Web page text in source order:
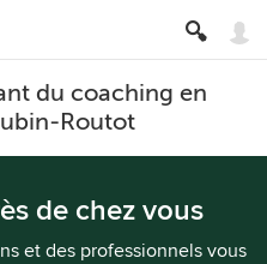
du coaching en
Routot
de chez vous
et des professionnels vous